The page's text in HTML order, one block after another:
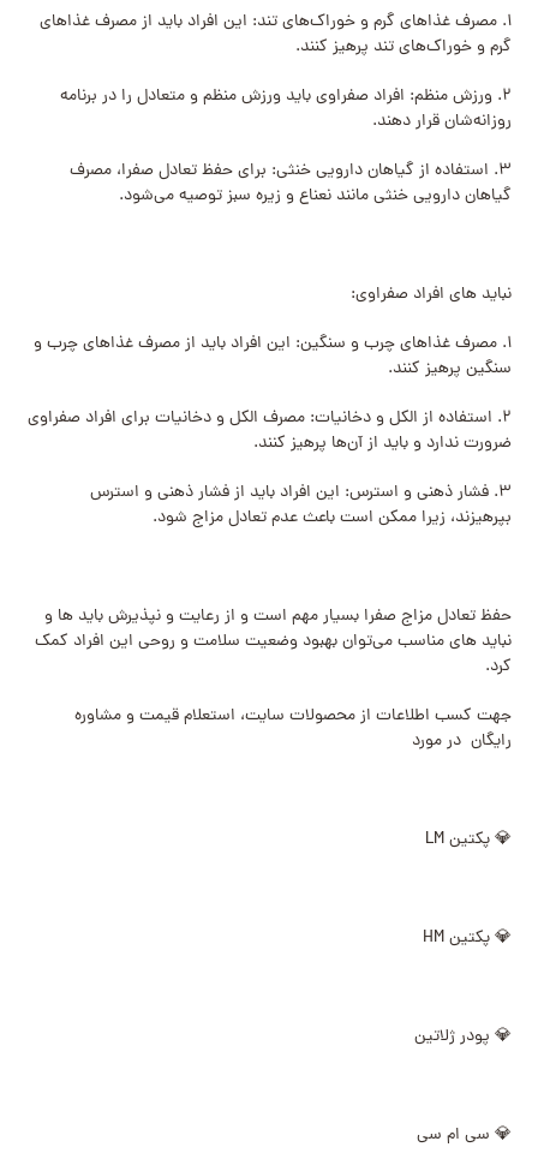
۱. مصرف غذاهای گرم و خوراک‌های تند: این افراد باید از مصرف غذاهای
گرم و خوراک‌های تند پرهیز کنند.
۲. ورزش منظم: افراد صفراوی باید ورزش منظم و متعادل را در برنامه
روزانه‌شان قرار دهند.
۳. استفاده از گیاهان دارویی خنثی: برای حفظ تعادل صفرا، مصرف
گیاهان دارویی خنثی مانند نعناع و زیره سبز توصیه می‌شود.
نباید های افراد صفراوی:
۱. مصرف غذاهای چرب و سنگین: این افراد باید از مصرف غذاهای چرب و
سنگین پرهیز کنند.
۲. استفاده از الکل و دخانیات: مصرف الکل و دخانیات برای افراد صفراوی
ضرورت ندارد و باید از آن‌ها پرهیز کنند.
۳. فشار ذهنی و استرس: این افراد باید از فشار ذهنی و استرس
بپرهیزند، زیرا ممکن است باعث عدم تعادل مزاج شود.
حفظ تعادل مزاج صفرا بسیار مهم است و از رعایت و نپذیرش باید ها و
نباید های مناسب می‌توان بهبود وضعیت سلامت و روحی این افراد کمک
کرد.
جهت کسب اطلاعات از محصولات سایت، استعلام قیمت و مشاوره
رایگان در مورد
💎 پکتین LM
💎 پکتین HM
💎 پودر ژلاتین
💎 سی ام سی